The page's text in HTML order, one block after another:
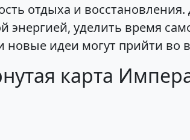
отдыха и восстановления.
энергией, уделить время
новые идеи могут прийти во
карта